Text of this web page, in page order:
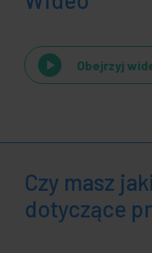
Obejrzyj
Czy masz
dotyczące